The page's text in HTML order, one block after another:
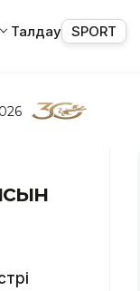
Талдау SPORT